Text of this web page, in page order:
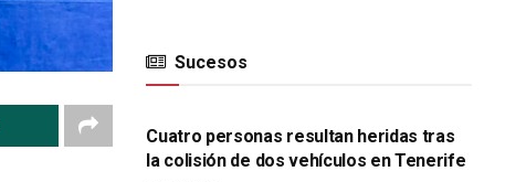
Sucesos
SUCESOS
Cuatro personas resultan heridas tras
la colisión de dos vehículos en Tenerife